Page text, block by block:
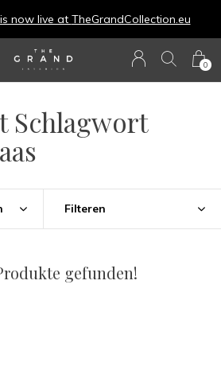
0
now live at TheGrandCollection.eu
Schlagwort
Filteren
gefunden!